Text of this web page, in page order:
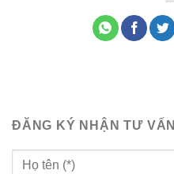
ĐĂNG KÝ NHẬN TƯ VẤN